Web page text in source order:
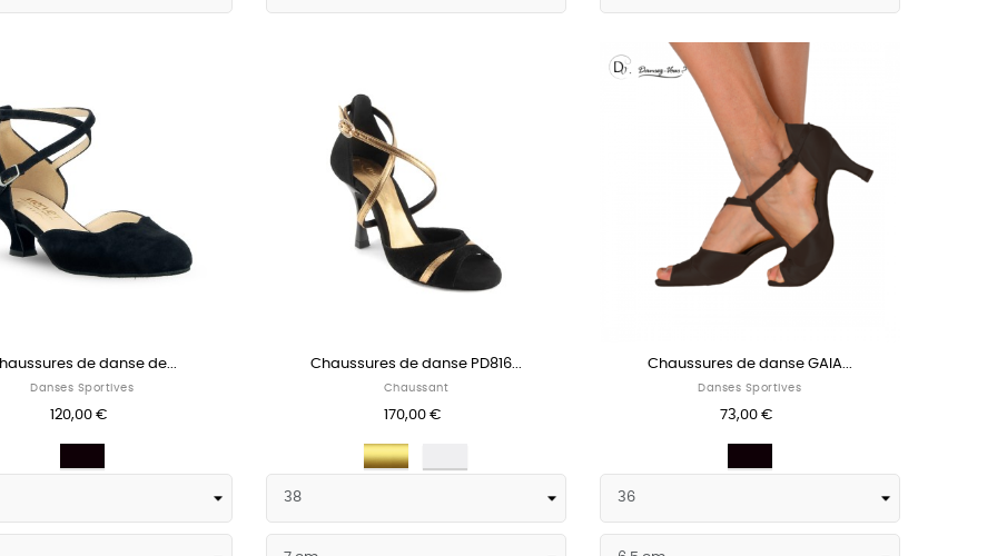
de danse de...
Danses Sportives
120,00 €
Chaussures de danse PD816...
Chaussant
170,00 €
Dorée
Chaussures de danse GAIA...
Danses Sportives
73,00 €